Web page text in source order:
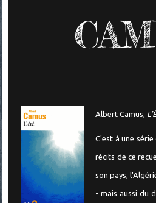
Albert Camus,
C'est à une
récits de ce
son pays,
- mais aussi du